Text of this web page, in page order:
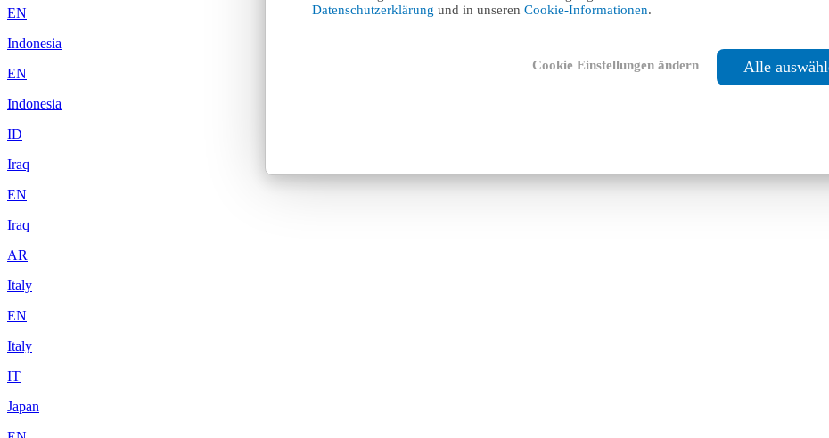
Datenschutzerklärung und in unseren Cookie-Informationen.
Cookie Einstellungen ändern Alle
EN
Indonesia
EN
Indonesia
ID
Iraq
EN
Iraq
AR
Italy
EN
Italy
IT
Japan